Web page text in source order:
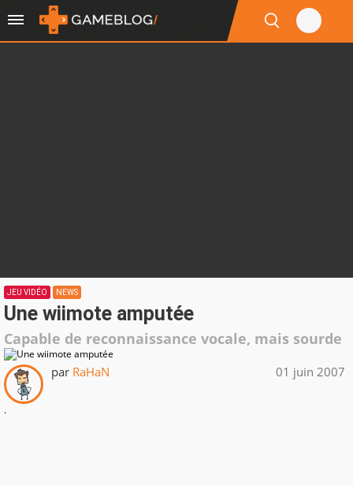
JEU VIDÉO NEWS
Une wiimote amputée
Capable de reconnaissance vocale, mais sourde
par RaHaN 01 juin 2007
.